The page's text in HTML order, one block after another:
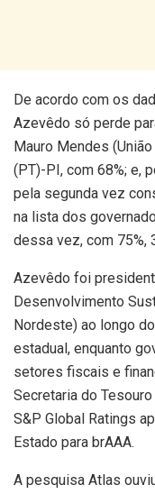
De acordo com os
Azevêdo só perde
Mauro Mendes
(PT)-PI, com 68%; e,
pela segunda vez
na lista dos
dessa vez, com 75%,
Azevêdo foi
Desenvolvimento
Nordeste) ao longo
estadual, enquanto
setores fiscais e
Secretaria do
S&P Global Ratings
Estado para brAAA.
A pesquisa Atlas